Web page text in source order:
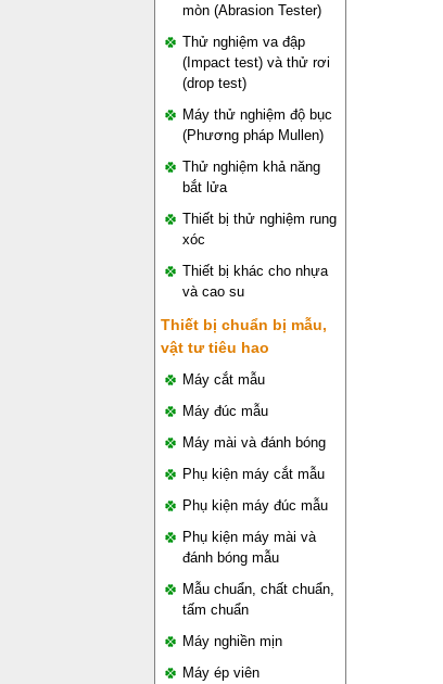
mòn (Abrasion Tester)
Thử nghiệm va đập
(Impact test) và thử rơi
(drop test)
Máy thử nghiệm độ bục
(Phương pháp Mullen)
Thử nghiệm khả năng
bắt lửa
Thiết bị thử nghiệm rung
xóc
Thiết bị khác cho nhựa
và cao su
Thiết bị chuẩn bị mẫu,
vật tư tiêu hao
Máy cắt mẫu
Máy đúc mẫu
Máy mài và đánh bóng
Phụ kiện máy cắt mẫu
Phụ kiện máy đúc mẫu
Phụ kiện máy mài và
đánh bóng mẫu
Mẫu chuẩn, chất chuẩn,
tấm chuẩn
Máy nghiền mịn
Máy ép viên